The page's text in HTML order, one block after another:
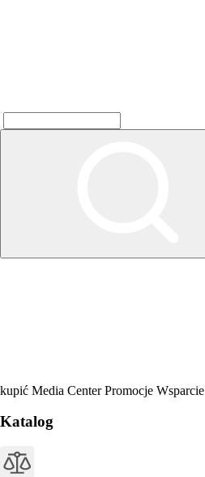
kupić Media CenterPromocje Wsparcie
Katalog